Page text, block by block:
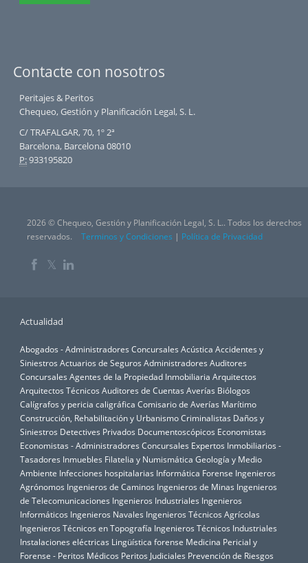
Contacte con nosotros
Peritajes & Peritos
Chequeo, Gestión y Planificación Legal, S. L.
C/ TRAFALGAR, 70, 1º 2ª
Barcelona, Barcelona 08010
P:933195820
2026 © Chequeo, Gestión y Planificación Legal, S. L.. Todos los derechos
reservados.
Terminos y Condiciones | Política de Privacidad
𝕏
Actualidad
Abogados - Administradores Concursales Acústica Accidentes y
Siniestros Actuarios de Seguros Administradores Auditores
Concursales Agentes de la Propiedad Inmobiliaria Arquitectos
Arquitectos Técnicos Auditores de Cuentas Averías Biólogos
Calígrafos y pericia caligráfica Comisario de Averías Marítimo
Construcción, Rehabilitación y UrbanismoCriminalistas Daños y
Siniestros Detectives Privados Documentoscópicos Economistas
Economistas - Administradores Concursales Expertos Inmobiliarios -
Tasadores Inmuebles Filatelia y Numismática Geología y Medio
Ambiente Infecciones hospitalarias Informática Forense Ingenieros
Agrónomos Ingenieros de Caminos Ingenieros de Minas Ingenieros
de Telecomunicaciones Ingenieros Industriales Ingenieros
Informáticos Ingenieros Navales Ingenieros Técnicos Agrícolas
Ingenieros Técnicos en Topografía Ingenieros Técnicos Industriales
Instalaciones eléctricas Lingüística forense Medicina Pericial y
Forense - Peritos Médicos Peritos Judiciales Prevención de Riesgos